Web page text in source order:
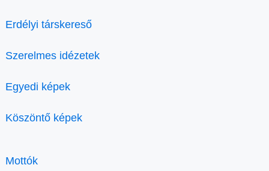
Erdélyi társkereső
Szerelmes idézetek
Egyedi képek
Köszöntő képek
Mottók